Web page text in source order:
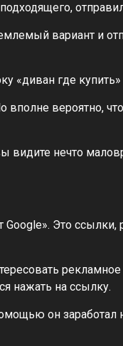
вариант и
«диван где
вполне вероятно,
нечто
Это
нажать на ссылку.
он заработал